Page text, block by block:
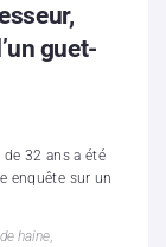
guet-
32 ans a été
enquête sur un
haine,